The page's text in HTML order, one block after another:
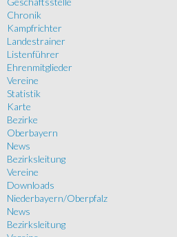
Chronik
Kampfrichter
Landestrainer
Listenführer
Ehrenmitglieder
Vereine
Statistik
Karte
Bezirke
Oberbayern
News
Bezirksleitung
Vereine
Downloads
Niederbayern/Oberpfalz
News
Bezirksleitung